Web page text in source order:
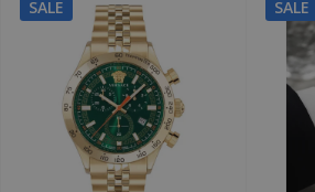
SALE SALE